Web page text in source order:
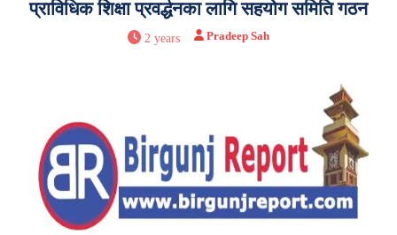
प्राविधिक शिक्षा प्रवर्द्धनका लागि सहयोग समिति गठन
2 years Pradeep Sah